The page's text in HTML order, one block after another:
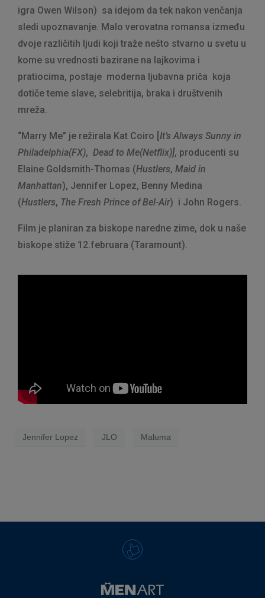
igra Owen Wilson) sa idejom da tek nakon venčanja
sledi upoznavanje. Malo verovatna romansa između
dvoje različitih ljudi koji traže nešto stvarno u svetu u
kome su vrednosti bazirane na lajkovima i
pratiocima, postaje moderna ljubavna priča koja
dotiče teme slave, selebritija, braka i društvenih
mreža.
“Marry Me” je režirala Kat Coiro [It’s Always Sunny in
Philadelphia(FX), Dead to Me(Netflix)], producenti su
Elaine Goldsmith-Thomas (Hustlers, Maid in
Manhattan), Jennifer Lopez, Benny Medina
(Hustlers, The Fresh Prince of Bel-Air) i John Rogers.
Film je planiran za biskope naredne zime, dok u naše
biskope stiže 12.februara (Taramount).
Jennifer Lopez JLO Maluma